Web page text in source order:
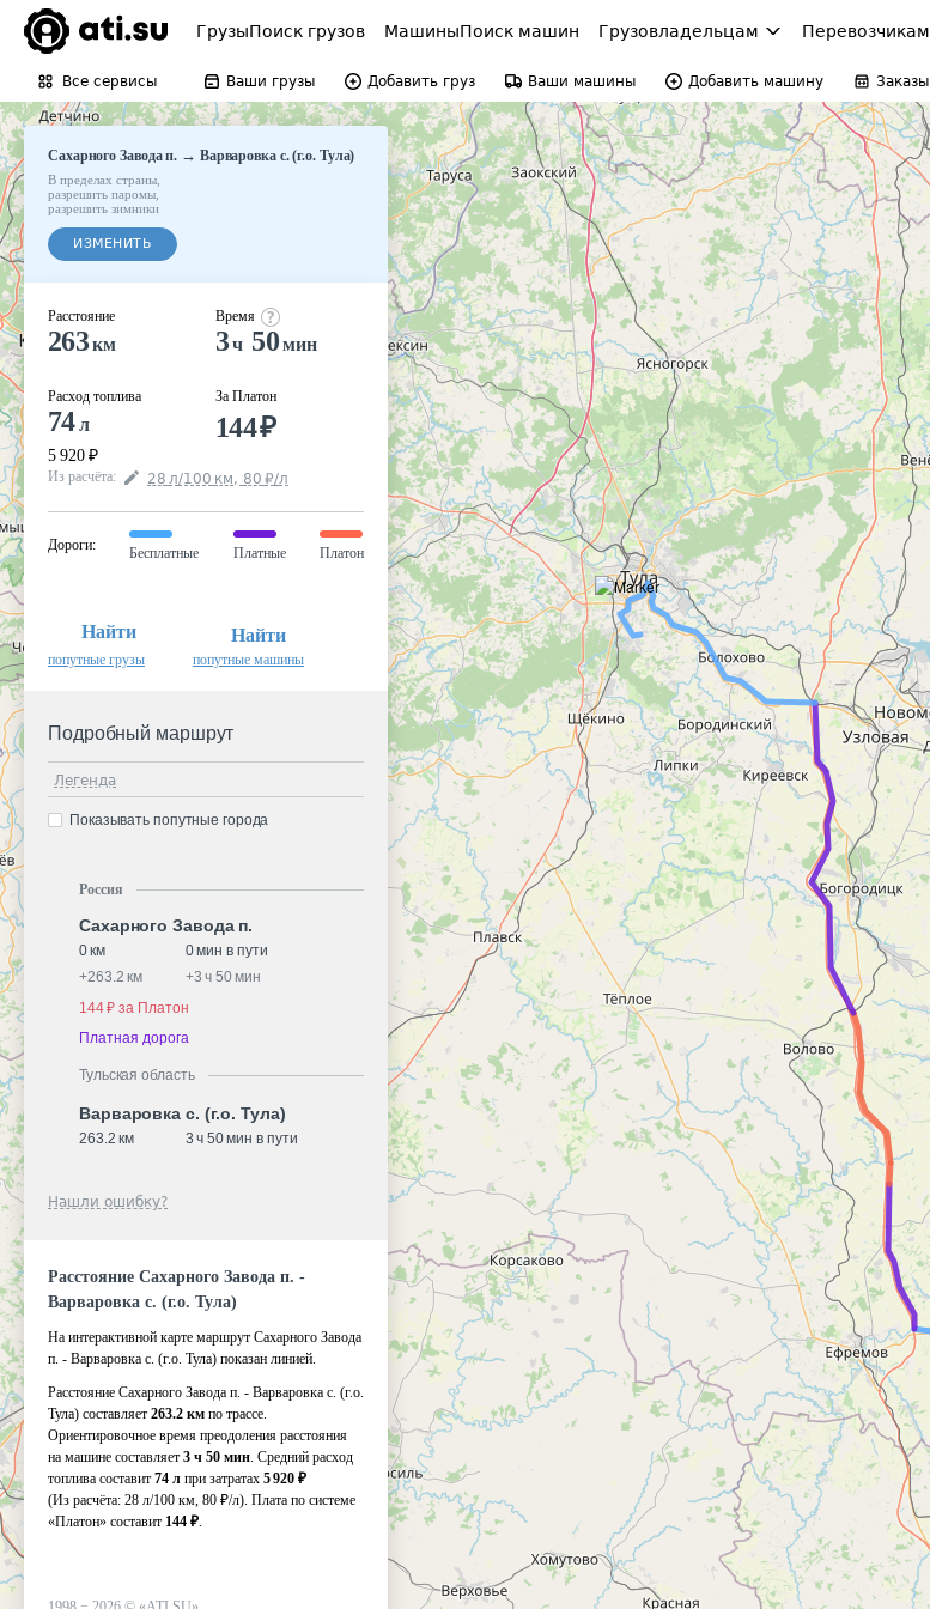
ГрузыПоиск грузов МашиныПоиск машин Грузовладельцам Перевозчикам
Все сервисы Ваши грузы Добавить груз Ваши машины Добавить машину Заказы
Сахарного Завода п. → Варваровка с. (г.о. Тула)
В пределах страны
разрешить паромы
разрешить зимники
ИЗМЕНИТЬ
Расстояние
263км
Расход топлива
74л
5 920 ₽
Время
3ч 50мин
За Платон
144₽
Из расчёта: 28 л/100 км, 80 ₽/л
Дороги:
Бесплатные Платные Платон
Найти
попутные грузы
Найти
попутные машины
Подробный маршрут
Легенда
Показывать попутные города
Россия
Сахарного Завода п.
0 км
0 мин в пути
+263.2 км +3 ч 50 мин
144 ₽ за Платон
Платная дорога
Тульская область
Варваровка с. (г.о. Тула)
263.2 км 3 ч 50 мин в пути
Нашли ошибку?
Расстояние Сахарного Завода п. -
Варваровка с. (г.о. Тула)
На интерактивной карте маршрут Сахарного Завода
п. - Варваровка с. (г.о. Тула) показан линией.
Расстояние Сахарного Завода п. - Варваровка с. (г.о.
Тула) составляет 263.2 км по трассе.
Ориентировочное время преодоления расстояния
на машине составляет 3 ч 50 мин. Средний расход
топлива составит 74 л при затратах 5 920 ₽
(Из расчёта: 28 л/100 км, 80 ₽/л). Плата по системе
«Платон» составит 144 ₽.